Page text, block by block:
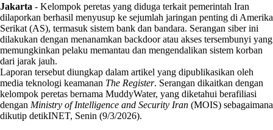
Jakarta - Kelompok peretas yang diduga terkait pemerintah Iran
dilaporkan berhasil menyusup ke sejumlah jaringan penting di Amerika
Serikat (AS), termasuk sistem bank dan bandara. Serangan siber ini
dilakukan dengan menanamkan backdoor atau akses tersembunyi yang
memungkinkan pelaku memantau dan mengendalikan sistem korban
dari jarak jauh.
Laporan tersebut diungkap dalam artikel yang dipublikasikan oleh
media teknologi keamanan The Register. Serangan dikaitkan dengan
kelompok peretas bernama MuddyWater, yang diketahui berafiliasi
dengan Ministry of Intelligence and Security Iran (MOIS) sebagaimana
dikutip detikINET, Senin (9/3/2026).